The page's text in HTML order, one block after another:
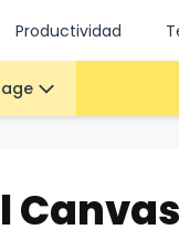
Productividad